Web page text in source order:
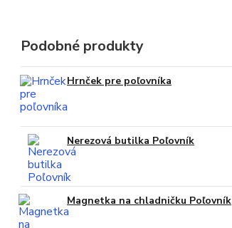
Podobné produkty
Hrnček pre poľovníka
Nerezová butilka Poľovník
Magnetka na chladničku Poľovník